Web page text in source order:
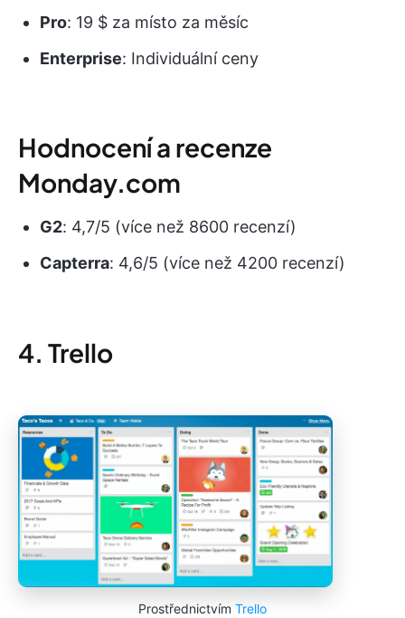
Pro: 19 $ za místo za měsíc
Enterprise: Individuální ceny
Hodnocení a recenze
Monday.com
G2: 4,7/5 (více než 8600 recenzí)
Capterra: 4,6/5 (více než 4200 recenzí)
4. Trello
Prostřednictvím Trello